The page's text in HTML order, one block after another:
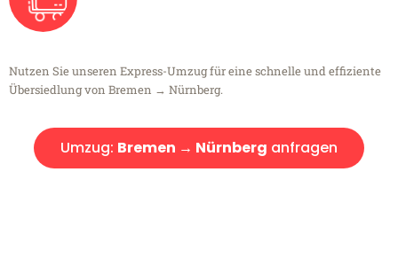
Nutzen Sie unseren Express-Umzug für eine schnelle und effiziente
Übersiedlung von Bremen → Nürnberg.
Umzug: Bremen → Nürnberg anfragen